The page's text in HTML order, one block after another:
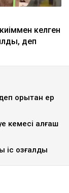
келген
деп
қорқытқан ер
кемесі алғаш
іс қозғалды